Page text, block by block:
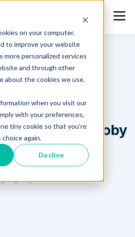
on your computer.
to improve your website
more personalized services
and through other
about the cookies we use,
when you visit our
with your preferences,
tiny cookie so that you're
again.
Decline
Rozsah, účel a způsoby plnění
účel a způsoby